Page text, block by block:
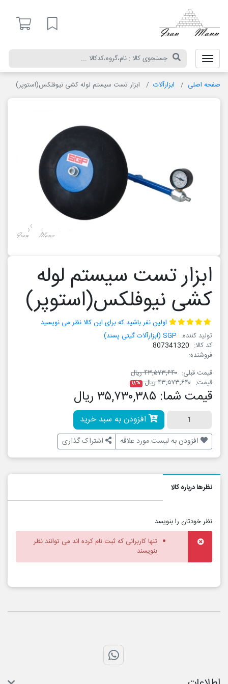
لیست مورد علاقه
صفحه اصلی ابزارآلات ابزار تست سیستم لوله کشی نیوفلکس(استوپر)
ابزار تست سیستم لوله
کشی نیوفلکس(استوپر)
اولین نفر باشید که برای این کالا نظر می نویسید
تولید کننده: SGP (ابزارآلات گیتی پسند)
کد کالا: 807341320
فروشنده:
قیمت قبلی: ۴۳,۵۷۳,۶۴۰ ریال
قیمت: ۴۳,۵۷۳,۶۴۰ ریال ۱۸%
قیمت شما: ۳۵,۷۳۰,۳۸۵ ریال
افزودن به سبد خرید
افزودن به لیست مورد علاقه اشتراک گذاری
نظرها درباره کالا
نظر خودتان را بنویسد
تنها کاربرانی که ثبت نام کرده اند می توانند نظر
بنویسند
تماس با واتس اپ